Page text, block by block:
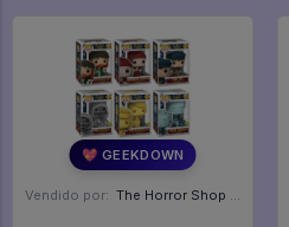
💖 GEEKDOWN
Vendido por: The Horror Shop - Colecionáveis - MG